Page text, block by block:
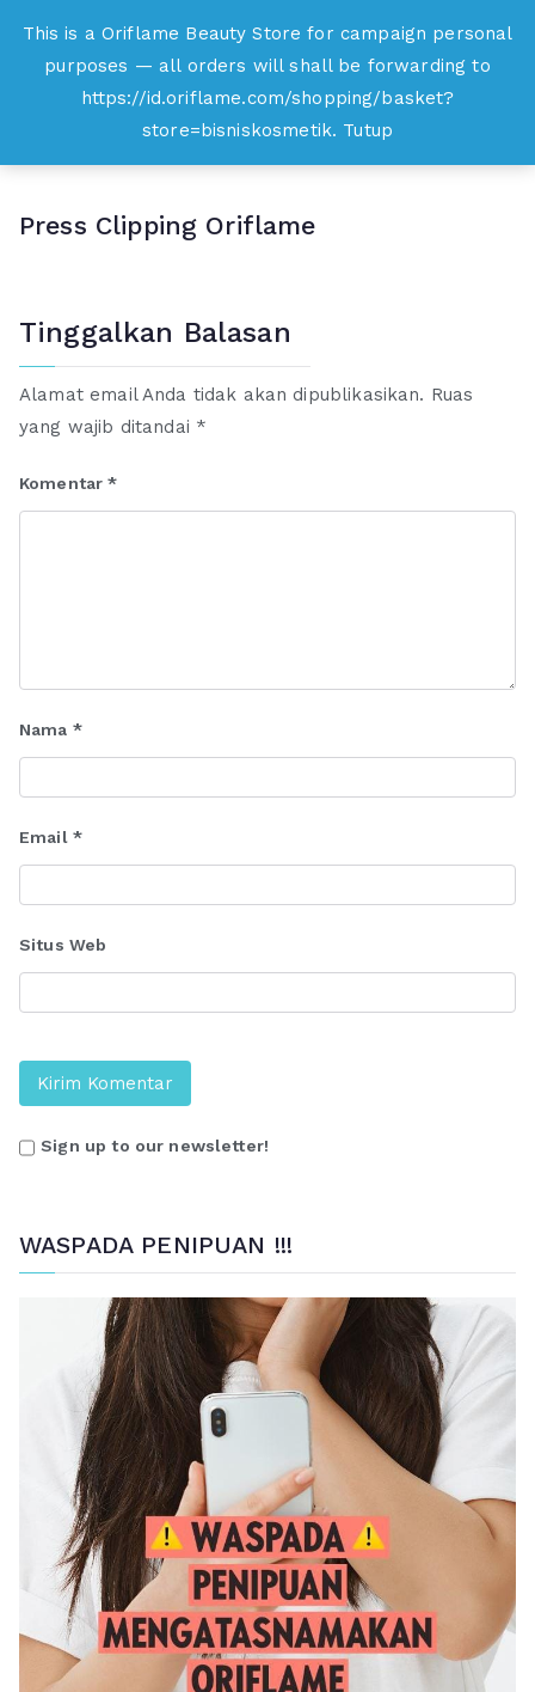
This is a Oriflame Beauty Store for campaign personal
purposes — all orders will shall be forwarding to
https://id.oriflame.com/shopping/basket?
store=bisniskosmetik. Tutup
konten
Oriflame
Belanja Online dan Peluang Usaha Produk
Kecantikan
Press Clipping Oriflame
Tinggalkan Balasan
Alamat email Anda tidak akan dipublikasikan. Ruas
yang wajib ditandai *
Komentar*
Nama *
Email *
Situs Web
Sign up to our newsletter!
WASPADA PENIPUAN !!!